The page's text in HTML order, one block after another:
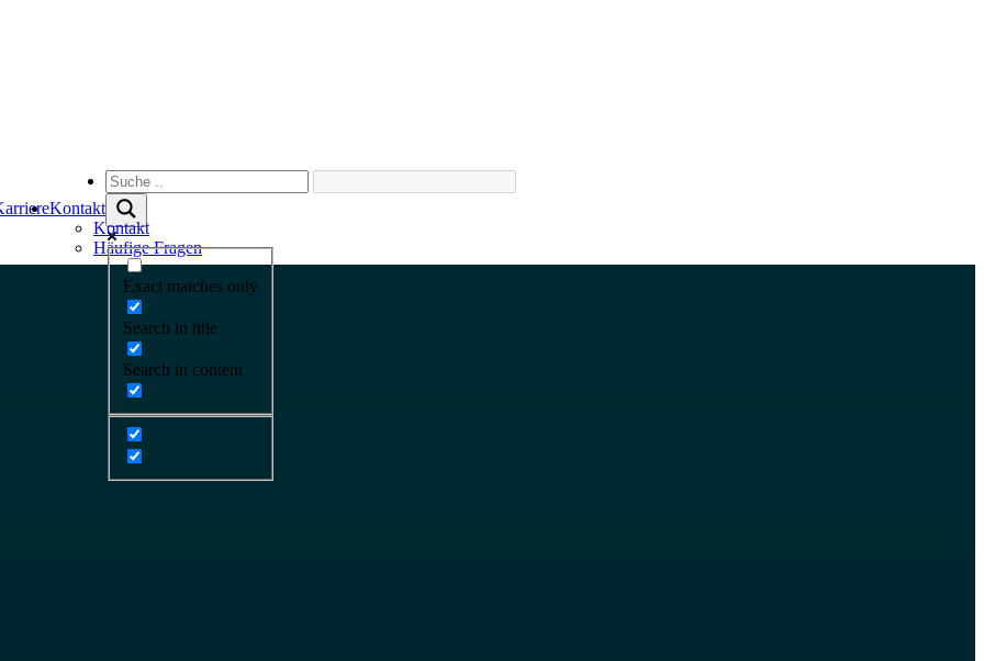
Kontakt
Kontakt
Häufige Fragen
Exact matches only
Search in title
Search in content